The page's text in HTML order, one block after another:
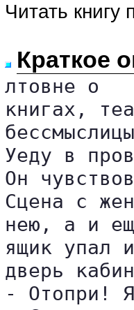
Читать книгу
Краткое
лтовне о
книгах,
Уеду в
Он
Сцена с
нею, а и
ящик упал
дверь
- Отопри!